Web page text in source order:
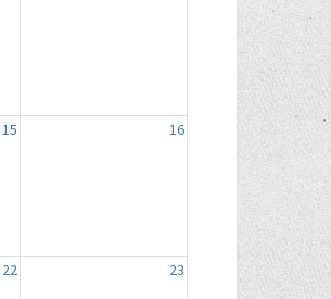
15 16
22 23